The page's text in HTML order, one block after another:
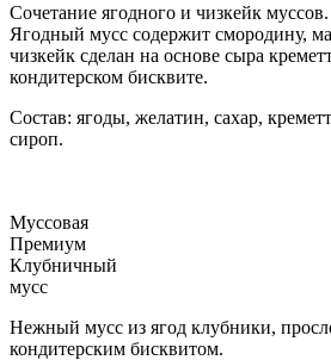
Сочетание ягодного и чизкейк муссов.
Ягодный мусс содержит смородину,
чизкейк сделан на основе сыра
кондитерском бисквите.
Состав: ягоды, желатин, сахар,
сироп.
Муссовая
Премиум
Клубничный
мусс
Нежный мусс из ягод клубники,
кондитерским бисквитом.